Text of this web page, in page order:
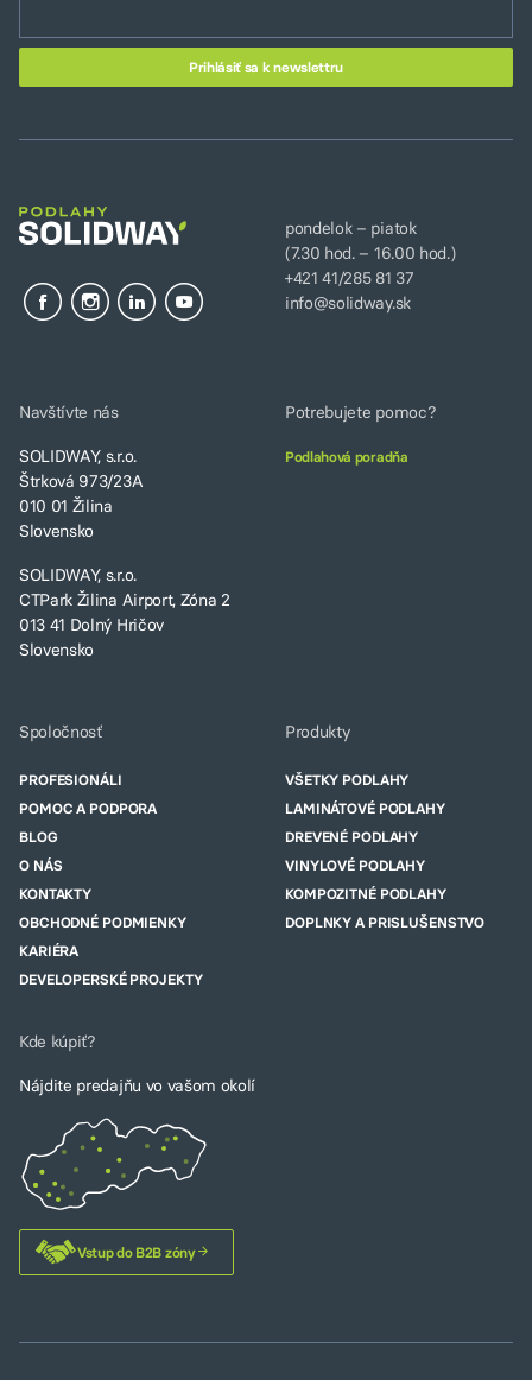
pondelok – piatok
(7.30 hod. – 16.00 hod.)
+421 41/285 81 37
info@solidway.sk
Navštívte nás
SOLIDWAY, s.r.o.
Štrková 973/23A
010 01 Žilina
Slovensko
SOLIDWAY, s.r.o.
CTPark Žilina Airport, Zóna 2
013 41 Dolný Hričov
Slovensko
Potrebujete pomoc?
Podlahová poradňa
Spoločnosť
PROFESIONÁLI
POMOC A PODPORA
BLOG
O NÁS
KONTAKTY
OBCHODNÉ PODMIENKY
KARIÉRA
DEVELOPERSKÉ PROJEKTY
Produkty
VŠETKY PODLAHY
LAMINÁTOVÉ PODLAHY
DREVENÉ PODLAHY
VINYLOVÉ PODLAHY
KOMPOZITNÉ PODLAHY
DOPLNKY A PRISLUŠENSTVO
Kde kúpiť?
Nájdite predajňu vo vašom okolí
Vstup do B2B zóny